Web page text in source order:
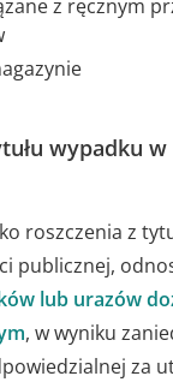
z ręcznym
wypadku
roszczenia z
publicznej,
lub urazów
, w wyniku
za